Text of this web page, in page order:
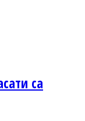
са